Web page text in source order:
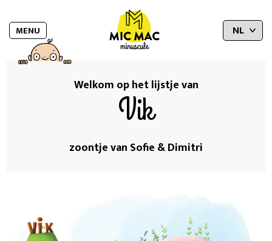
MENU
Welkom op het lijstje van
Vik
zoontje van Sofie & Dimitri